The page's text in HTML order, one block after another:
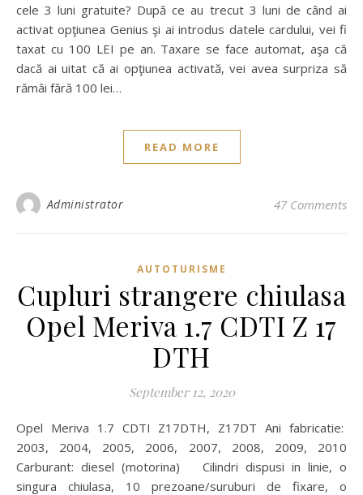
cele 3 luni gratuite? După ce au trecut 3 luni de când ai
activat opţiunea Genius şi ai introdus datele cardului, vei fi
taxat cu 100 LEI pe an. Taxare se face automat, aşa că
dacă ai uitat că ai opţiunea activată, vei avea surpriza să
rămâi fără 100 lei…
READ MORE
Administrator 47 Comments
AUTOTURISME
Cupluri strangere chiulasa
Opel Meriva 1.7 CDTI Z 17
DTH
September 12, 2020
Opel Meriva 1.7 CDTI Z17DTH, Z17DT Ani fabricatie:
2003, 2004, 2005, 2006, 2007, 2008, 2009, 2010
Carburant: diesel (motorina) Cilindri dispusi in linie, o
singura chiulasa, 10 prezoane/suruburi de fixare, o